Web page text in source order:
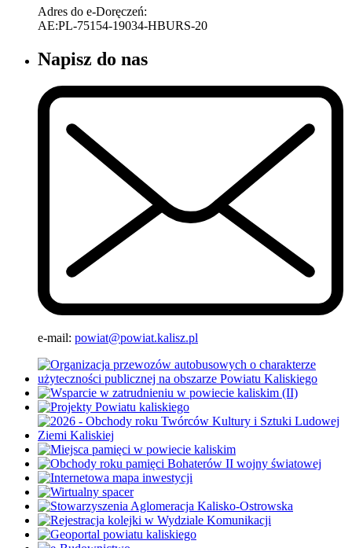
Adres do e-Doręczeń:
AE:PL-75154-19034-HBURS-20
Napisz do nas
e-mail: powiat@powiat.kalisz.pl